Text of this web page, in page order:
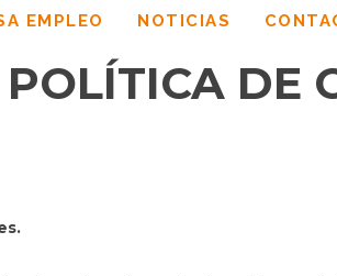
EMPLEO NOTICIAS
POLÍTICA DE